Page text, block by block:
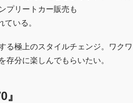
プリートカー販売も
いる。
る極上のスタイルチェンジ。ワクワ
分に楽しんでもらいたい。